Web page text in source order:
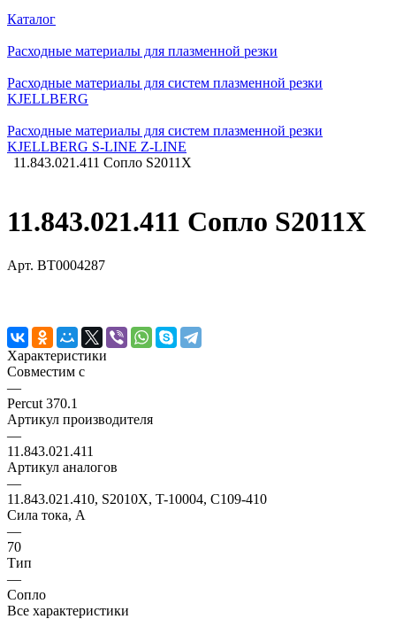
Каталог
Расходные материалы для плазменной резки
Расходные материалы для систем плазменной резки
KJELLBERG
Расходные материалы для систем плазменной резки
KJELLBERG S-LINE Z-LINE
11.843.021.411 Сопло S2011X
11.843.021.411 Сопло S2011X
Арт. BT0004287
Характеристики
Совместим с
—
Percut 370.1
Артикул производителя
—
11.843.021.411
Артикул аналогов
—
11.843.021.410, S2010X, T-10004, C109-410
Сила тока, А
—
70
Тип
—
Сопло
Все характеристики